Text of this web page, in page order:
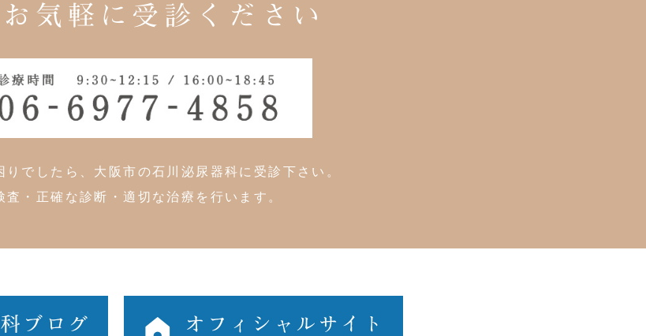
気軽に 受診ください
りでしたら、大阪市の石川泌尿器科に受診下さい。
査・正確な診断・適切な治療を行います。